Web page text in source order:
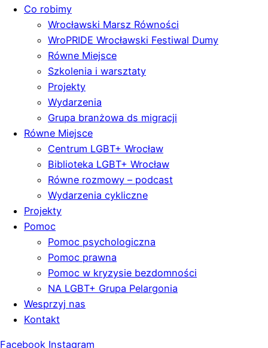
Co robimy
Wrocławski Marsz Równości
WroPRIDE Wrocławski Festiwal Dumy
Równe Miejsce
Szkolenia i warsztaty
Projekty
Wydarzenia
Grupa branżowa ds migracji
Równe Miejsce
Centrum LGBT+ Wrocław
Biblioteka LGBT+ Wrocław
Równe rozmowy – podcast
Wydarzenia cykliczne
Projekty
Pomoc
Pomoc psychologiczna
Pomoc prawna
Pomoc w kryzysie bezdomności
NA LGBT+ Grupa Pelargonia
Wesprzyj nas
Kontakt
Facebook Instagram